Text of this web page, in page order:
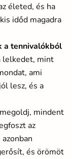
életed, és ha
időd magadra
a tennivalókból
lelkedet, mint
ami
lesz, és a
mindent
az
és örömöt